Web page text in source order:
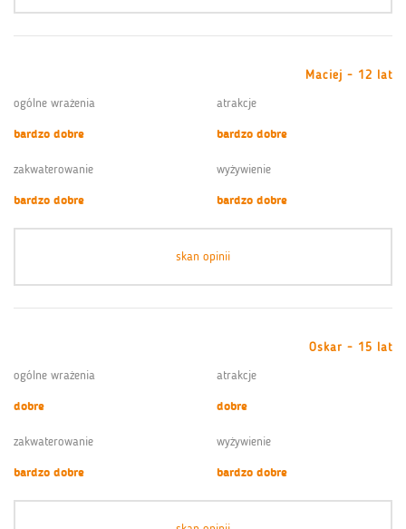
Maciej - 12 lat
ogólne wrażenia
bardzo dobre
atrakcje
bardzo dobre
zakwaterowanie
bardzo dobre
wyżywienie
bardzo dobre
skan opinii
Oskar - 15 lat
ogólne wrażenia
dobre
atrakcje
dobre
zakwaterowanie
bardzo dobre
wyżywienie
bardzo dobre